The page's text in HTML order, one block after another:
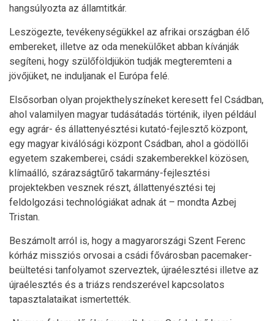
hangsúlyozta az államtitkár.
Leszögezte, tevékenységükkel az afrikai országban élő
embereket, illetve az oda menekülőket abban kívánják
segíteni, hogy szülőföldjükön tudják megteremteni a
jövőjüket, ne induljanak el Európa felé.
Elsősorban olyan projekthelyszíneket keresett fel Csádban,
ahol valamilyen magyar tudásátadás történik, ilyen például
egy agrár- és állattenyésztési kutató-fejlesztő központ,
egy magyar kiválósági központ Csádban, ahol a gödöllői
egyetem szakemberei, csádi szakemberekkel közösen,
klímaálló, szárazságtűrő takarmány-fejlesztési
projektekben vesznek részt, állattenyésztési tej
feldolgozási technológiákat adnak át – mondta Azbej
Tristan.
Beszámolt arról is, hogy a magyarországi Szent Ferenc
kórház missziós orvosai a csádi fővárosban pacemaker-
beültetési tanfolyamot szerveztek, újraélesztési illetve az
újraélesztés és a triázs rendszerével kapcsolatos
tapasztalataikat ismertették.